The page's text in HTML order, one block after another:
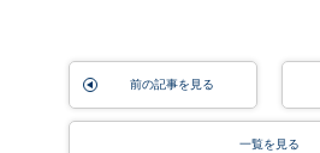
前の記事を見る
一覧を見る